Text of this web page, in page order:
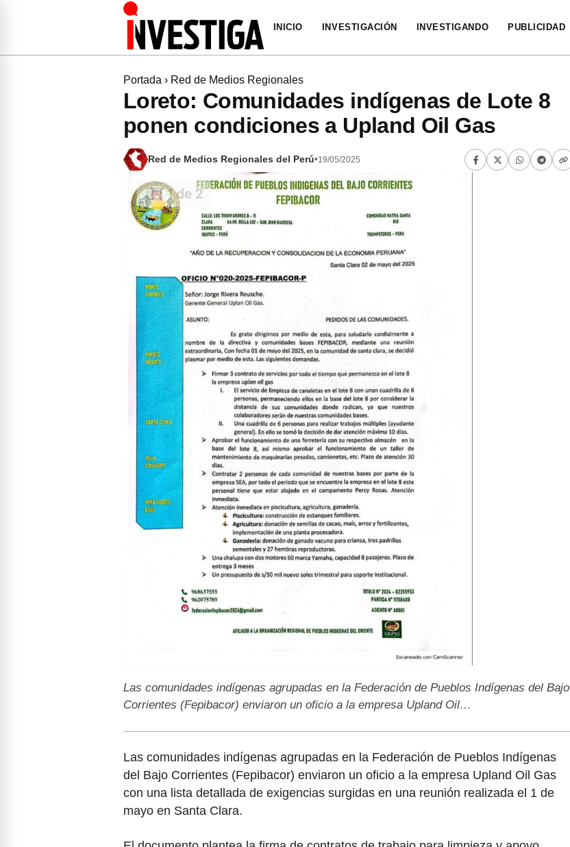
INICIO INVESTIGACIÓN INVESTIGANDO PUBLICIDAD
Portada › Red de Medios Regionales
Loreto: Comunidades indígenas de Lote 8
ponen condiciones a Upland Oil Gas
Red de Medios Regionales del Perú•19/05/2025
Las comunidades indígenas agrupadas en la Federación de Pueblos Indígenas del Bajo
Corrientes (Fepibacor) enviaron un oficio a la empresa Upland Oil…
Las comunidades indígenas agrupadas en la Federación de Pueblos Indígenas
del Bajo Corrientes (Fepibacor) enviaron un oficio a la empresa Upland Oil Gas
con una lista detallada de exigencias surgidas en una reunión realizada el 1 de
mayo en Santa Clara.